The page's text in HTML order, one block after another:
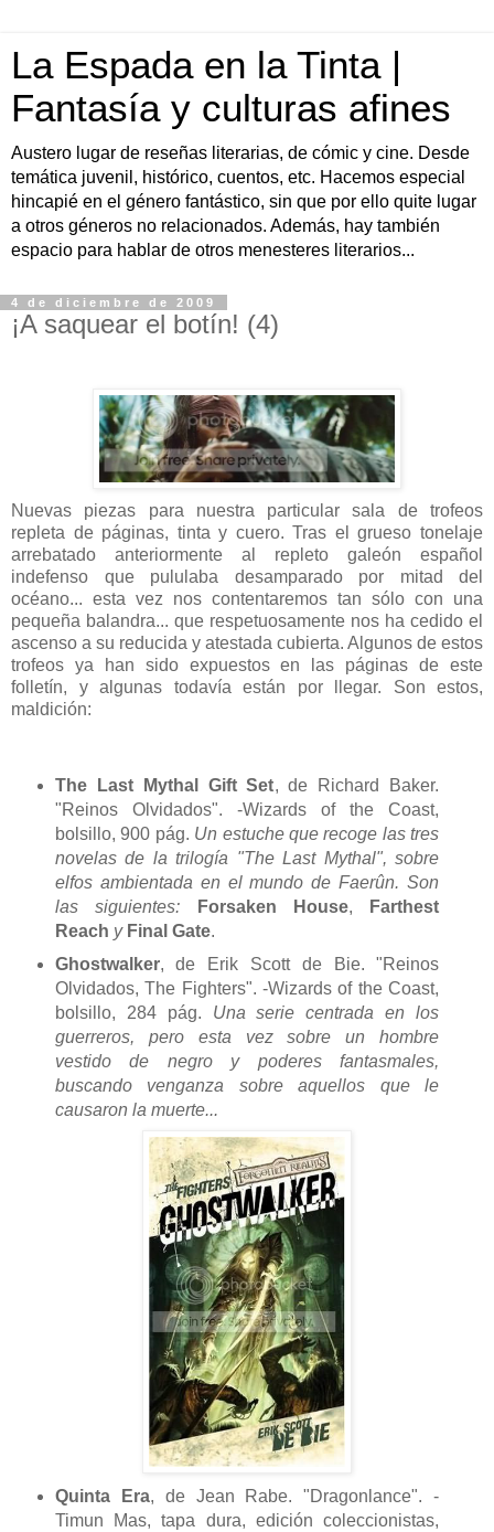
La Espada en la Tinta |
Fantasía y culturas afines
Austero lugar de reseñas literarias, de cómic y cine. Desde
temática juvenil, histórico, cuentos, etc. Hacemos especial
hincapié en el género fantástico, sin que por ello quite lugar
a otros géneros no relacionados. Además, hay también
espacio para hablar de otros menesteres literarios...
4 de diciembre de 2009
¡A saquear el botín! (4)
Nuevas piezas para nuestra particular sala de trofeos
repleta de páginas, tinta y cuero. Tras el grueso tonelaje
arrebatado anteriormente al repleto galeón español
indefenso que pululaba desamparado por mitad del
océano... esta vez nos contentaremos tan sólo con una
pequeña balandra... que respetuosamente nos ha cedido el
ascenso a su reducida y atestada cubierta. Algunos de estos
trofeos ya han sido expuestos en las páginas de este
folletín, y algunas todavía están por llegar. Son estos,
maldición:
The Last Mythal Gift Set, de Richard Baker.
"Reinos Olvidados". -Wizards of the Coast,
bolsillo, 900 pág. Un estuche que recoge las tres
novelas de la trilogía "The Last Mythal", sobre
elfos ambientada en el mundo de Faerûn. Son
las siguientes:
Forsaken House,
Farthest
Reach y Final Gate.
Ghostwalker, de Erik Scott de Bie. "Reinos
Olvidados, The Fighters". -Wizards of the Coast,
bolsillo, 284 pág. Una serie centrada en los
guerreros, pero esta vez sobre un hombre
vestido de negro y poderes fantasmales,
buscando venganza sobre aquellos que le
causaron la muerte...
Quinta Era, de Jean Rabe. "Dragonlance". -
Timun Mas, tapa dura, edición coleccionistas,